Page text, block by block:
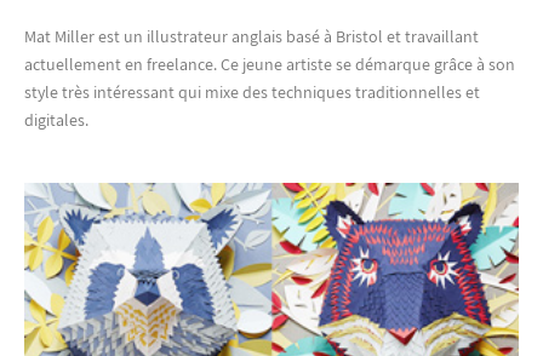
Mat Miller est un illustrateur anglais basé à Bristol et travaillant
actuellement en freelance. Ce jeune artiste se démarque grâce à son
style très intéressant qui mixe des techniques traditionnelles et
digitales.